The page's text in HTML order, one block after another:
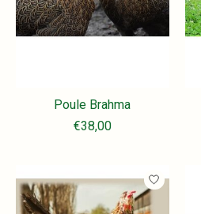
Poule Brahma
€38,00